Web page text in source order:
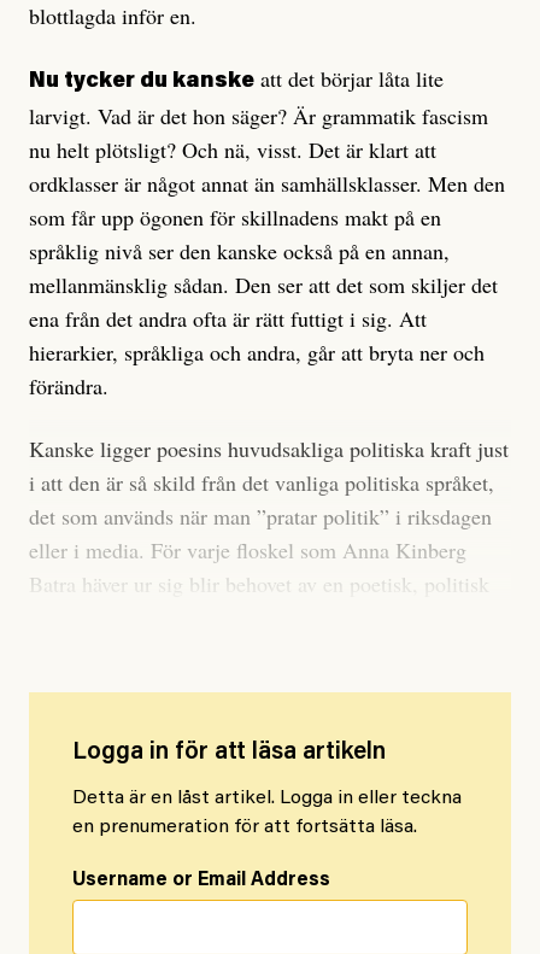
blottlagda inför en.
Nu tycker du kanske att det börjar låta lite
larvigt. Vad är det hon säger? Är grammatik fascism
nu helt plötsligt? Och nä, visst. Det är klart att
ordklasser är något annat än samhällsklasser. Men den
som får upp ögonen för skillnadens makt på en
språklig nivå ser den kanske också på en annan,
mellanmänsklig sådan. Den ser att det som skiljer det
ena från det andra ofta är rätt futtigt i sig. Att
hierarkier, språkliga och andra, går att bryta ner och
förändra.
Kanske ligger poesins huvudsakliga politiska kraft just
i att den är så skild från det vanliga politiska språket,
det som används när man ”pratar politik” i riksdagen
eller i media. För varje floskel som Anna Kinberg
Batra häver ur sig blir behovet av en poetisk, politisk
Logga in för att läsa artikeln
Detta är en låst artikel. Logga in eller teckna
en prenumeration för att fortsätta läsa.
Username or Email Address